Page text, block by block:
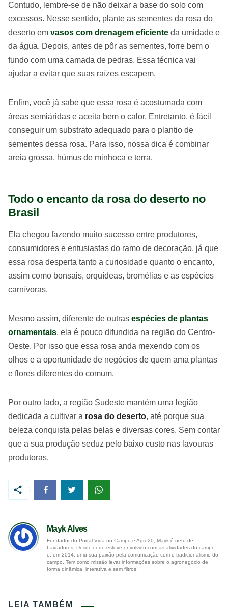
Contudo, lembre-se de não deixar a base do solo com
excessos. Nesse sentido, plante as sementes da rosa do
deserto em vasos com drenagem eficiente da umidade e
da água. Depois, antes de pôr as sementes, forre bem o
fundo com uma camada de pedras. Essa técnica vai
ajudar a evitar que suas raízes escapem.
Enfim, você já sabe que essa rosa é acostumada com
áreas semiáridas e aceita bem o calor. Entretanto, é fácil
conseguir um substrato adequado para o plantio de
sementes dessa rosa. Para isso, nossa dica é combinar
areia grossa, húmus de minhoca e terra.
Todo o encanto da rosa do deserto no
Brasil
Ela chegou fazendo muito sucesso entre produtores,
consumidores e entusiastas do ramo de decoração, já que
essa rosa desperta tanto a curiosidade quanto o encanto,
assim como bonsais, orquídeas, bromélias e as espécies
carnívoras.
Mesmo assim, diferente de outras espécies de plantas
ornamentais, ela é pouco difundida na região do Centro-
Oeste. Por isso que essa rosa anda mexendo com os
olhos e a oportunidade de negócios de quem ama plantas
e flores diferentes do comum.
Por outro lado, a região Sudeste mantém uma legião
dedicada a cultivar a rosa do deserto, até porque sua
beleza conquista pelas belas e diversas cores. Sem contar
que a sua produção seduz pelo baixo custo nas lavouras
produtoras.
Mayk Alves
Fundador do Portal Vida no Campo e Agro20, Mayk é neto de
Lavradores. Desde cedo esteve envolvido com as atividades do campo
e, em 2014, uniu sua paixão pela comunicação com o tradicionalismo do
campo. Tem como missão levar informações sobre o agronegócio de
forma dinâmica, interativa e sem filtros.
LEIA TAMBÉM